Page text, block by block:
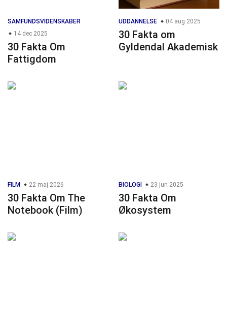
SAMFUNDSVIDENSKABER
14 dec 2025
30 Fakta Om
Fattigdom
UDDANNELSE 04 aug 2025
30 Fakta om
Gyldendal Akademisk
FILM 22 maj 2026
30 Fakta Om The
Notebook (Film)
BIOLOGI 23 jun 2025
30 Fakta Om
Økosystem